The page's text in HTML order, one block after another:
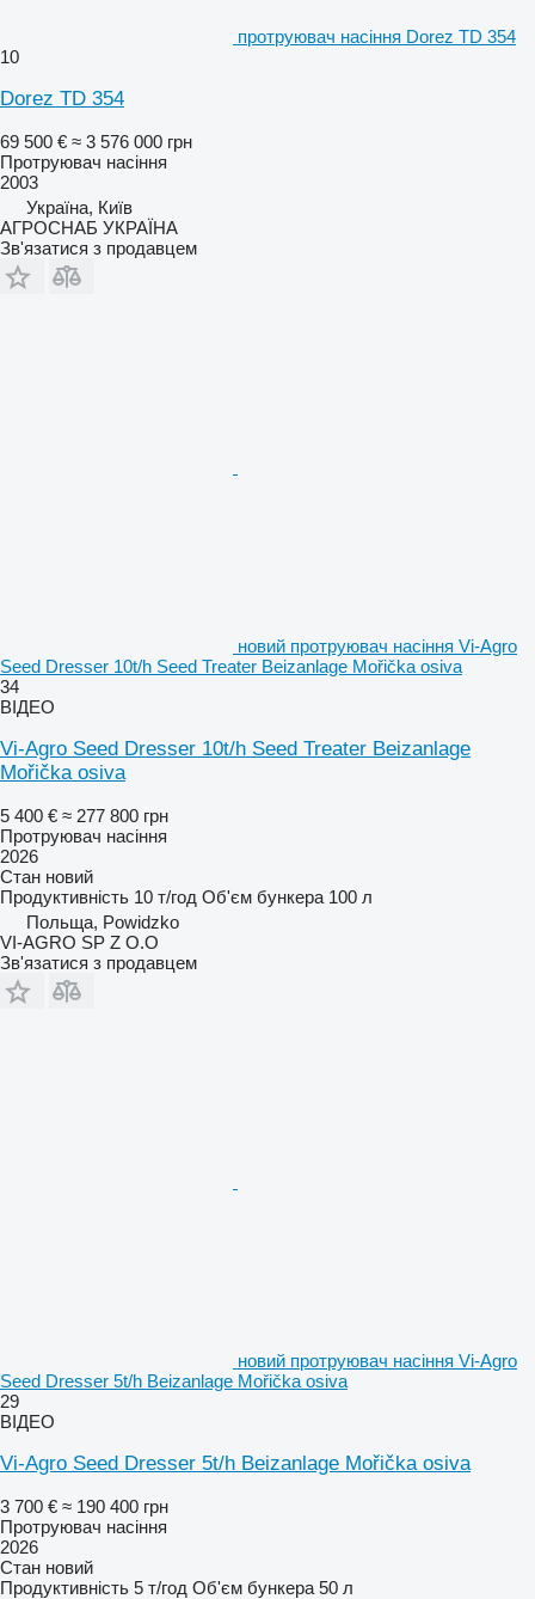
протруювач насіння Dorez TD 354
10
Dorez TD 354
69 500 € ≈ 3 576 000 грн
Протруювач насіння
2003
Україна, Київ
АГРОСНАБ УКРАЇНА
Зв'язатися з продавцем
новий протруювач насіння Vi-Agro
Seed Dresser 10t/h Seed Treater Beizanlage Mořička osiva
34
ВІДЕО
Vi-Agro Seed Dresser 10t/h Seed Treater Beizanlage
Mořička osiva
5 400 € ≈ 277 800 грн
Протруювач насіння
2026
Стан новий
Продуктивність 10 т/год Об'єм бункера 100 л
Польща, Powidzko
VI-AGRO SP Z O.O
Зв'язатися з продавцем
новий протруювач насіння Vi-Agro
Seed Dresser 5t/h Beizanlage Mořička osiva
29
ВІДЕО
Vi-Agro Seed Dresser 5t/h Beizanlage Mořička osiva
3 700 € ≈ 190 400 грн
Протруювач насіння
2026
Стан новий
Продуктивність 5 т/год Об'єм бункера 50 л